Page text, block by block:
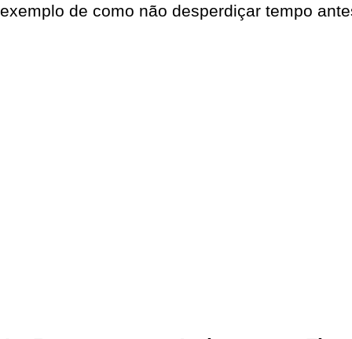
exemplo de como não desperdiçar tempo